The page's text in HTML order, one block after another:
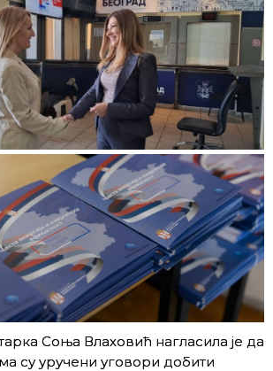
Соња Влаховић нагласила је да
су уручени уговори добити